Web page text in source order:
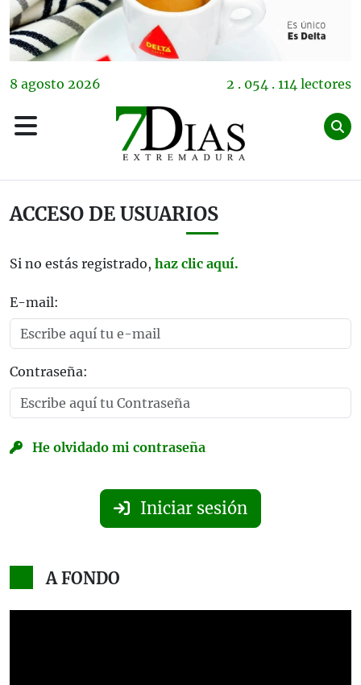
8 agosto 2026 2 . 054 . 114 lectores
ACCESO DE USUARIOS
Si no estás registrado, haz clic aquí.
E-mail:
Contraseña:
He olvidado mi contraseña
Iniciar sesión
A FONDO